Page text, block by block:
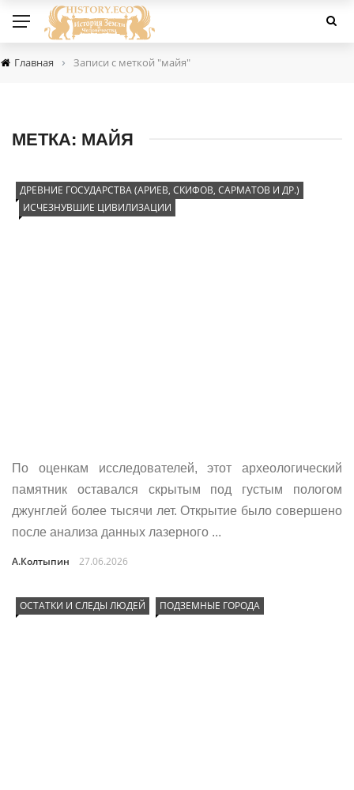
Главная › Записи с меткой "майя"
МЕТКА: МАЙЯ
ДРЕВНИЕ ГОСУДАРСТВА (АРИЕВ, СКИФОВ, САРМАТОВ И ДР.)
ИСЧЕЗНУВШИЕ ЦИВИЛИЗАЦИИ
По оценкам исследователей, этот археологический
памятник оставался скрытым под густым пологом
джунглей более тысячи лет. Открытие было совершено
после анализа данных лазерного ...
А.Колтыпин 27.06.2026
ОСТАТКИ И СЛЕДЫ ЛЮДЕЙ ПОДЗЕМНЫЕ ГОРОДА